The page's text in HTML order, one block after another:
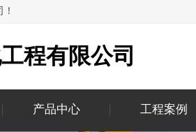
程有限公司
产品中心 工程案例